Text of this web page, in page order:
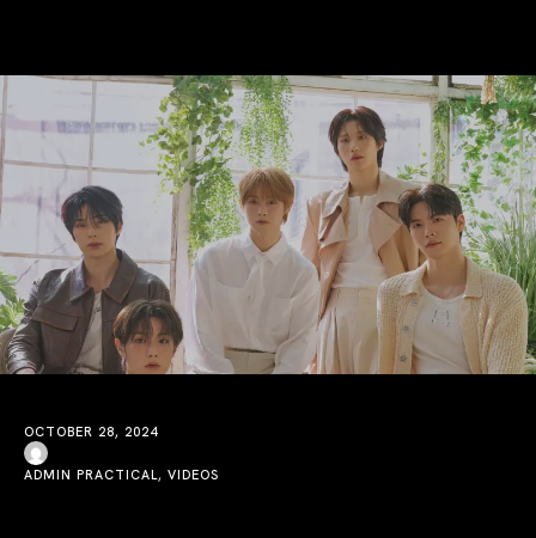
OCTOBER 28, 2024
ADMIN PRACTICAL, VIDEOS